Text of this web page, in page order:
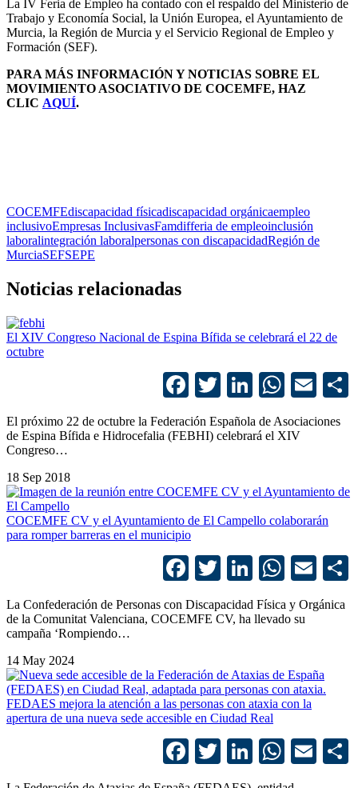
La IV Feria de Empleo ha contado con el respaldo del Ministerio de
Trabajo y Economía Social, la Unión Europea, el Ayuntamiento de
Murcia, la Región de Murcia y el Servicio Regional de Empleo y
Formación (SEF).
PARA MÁS INFORMACIÓN Y NOTICIAS SOBRE EL
MOVIMIENTO ASOCIATIVO DE COCEMFE, HAZ
CLIC AQUÍ.
COCEMFEdiscapacidad físicadiscapacidad orgánicaempleo
inclusivoEmpresas InclusivasFamdifferia de empleoinclusión
laboralintegración laboralpersonas con discapacidadRegión de
MurciaSEFSEPE
Noticias relacionadas
El XIV Congreso Nacional de Espina Bífida se celebrará el 22 de
octubre
Facebook
TwitterLinkedIn
El próximo 22 de octubre la Federación Española de Asociaciones
de Espina Bífida e Hidrocefalia (FEBHI) celebrará el XIV
Congreso…
18 Sep 2018
COCEMFE CV y el Ayuntamiento de El Campello colaborarán
para romper barreras en el municipio
Facebook
TwitterLinkedIn
La Confederación de Personas con Discapacidad Física y Orgánica
de la Comunitat Valenciana, COCEMFE CV, ha llevado su
campaña ‘Rompiendo…
14 May 2024
FEDAES mejora la atención a las personas con ataxia con la
apertura de una nueva sede accesible en Ciudad Real
Facebook
TwitterLinkedIn